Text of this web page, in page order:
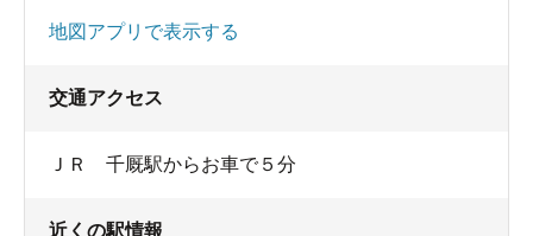
地図アプリで表示する
交通アクセス
ＪＲ 千厩駅からお車で５分
近くの駅情報